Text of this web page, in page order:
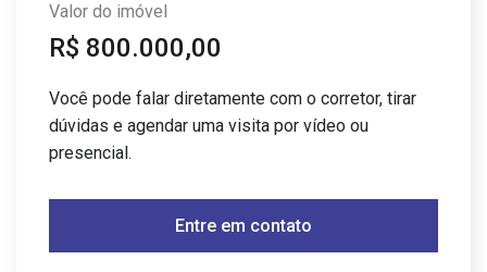
Valor do imóvel
R$ 800.000,00
Você pode falar diretamente com o corretor, tirar
dúvidas e agendar uma visita por vídeo ou
presencial.
Entre em contato